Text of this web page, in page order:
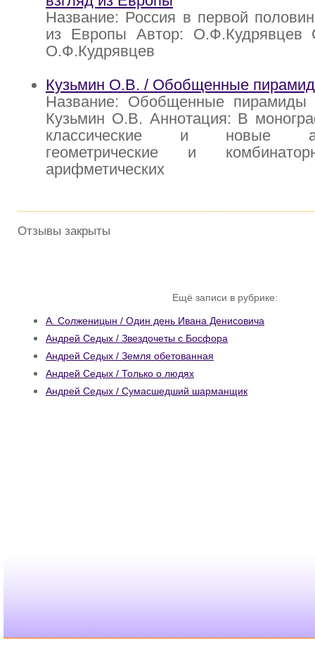
Название: Россия в первой
из Европы Автор: О.Ф.Кудрявцев
О.Ф.Кудрявцев
Кузьмин О.В. / Обобщенные
Название: Обобщенные пирамиды
Кузьмин О.В. Аннотация: В
классические и новые
геометрические и
арифметических
Отзывы закрыты
Ещё записи в рубрике:
A. Солженицын / Один день Ивана Денисовича
Андрей Седых / Звездочеты с Босфора
Андрей Седых / Земля обетованная
Андрей Седых / Только о людях
Андрей Седых / Сумасшедший шарманщик